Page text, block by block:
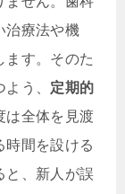
治療法や機
ます。そのた
う、 定期的
は全体を見渡
時間を設ける
と、新人が誤